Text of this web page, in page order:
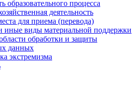
образовательного процесса
деятельность
для приема (перевода)
иные виды материальной поддержки
обработки и защиты
данных
экстремизма